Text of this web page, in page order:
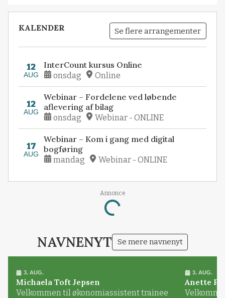
KALENDER Se flere arrangementer
12
AUG
InterCount kursus Online
onsdag Online
12
AUG
Webinar – Fordelene ved løbende
aflevering af bilag
onsdag Webinar - ONLINE
17
AUG
Webinar – Kom i gang med digital
bogføring
mandag Webinar - ONLINE
Annonce
Loading...
NAVNENYT Se mere navnenyt
3. AUG.
Michaela Toft Jepsen
Velkommen til økonomiassistent trainee
3. AUG.
Anette